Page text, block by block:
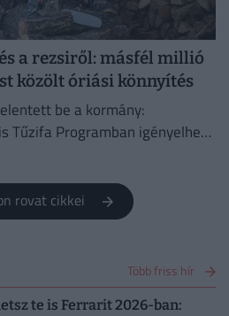
a rezsiről: másfél millió
közölt óriási könnyítés
be a kormány:
Tűzifa Programban igényelhető
rovat cikkei
Több friss hír
te is Ferrarit 2026-ban: